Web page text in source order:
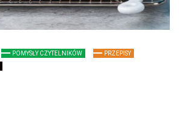
POMYSŁY CZYTELNIKÓW
PRZEPISY